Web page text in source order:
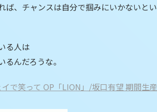
ば、チャンスは自分で掴みにいかないと
る人は
んだろうな。
イで笑って OP「LION」/坂口有望 期間生